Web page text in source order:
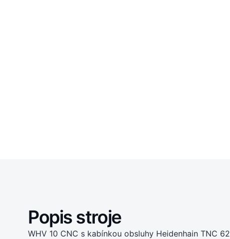
Popis stroje
WHV 10 CNC s kabínkou obsluhy Heidenhain TNC